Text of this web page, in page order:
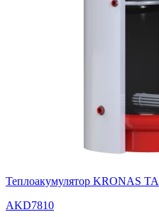
Теплоакумулятор KRONAS
AKD7810